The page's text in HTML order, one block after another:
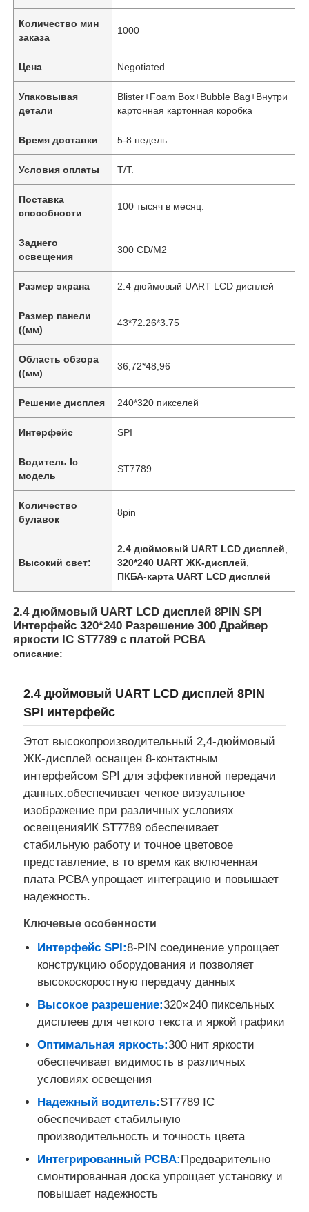
Домой
Продукция
Видео
О нас
Экскурсия по заводу
Контроль качества
Свяжитесь с нами
Новости
Случаи
Количество мин
заказа
1000
Цена Negotiated
Упаковывая
детали
Blister+Foam Box+Bubble Bag+Внутри
картонная картонная коробка
Время доставки 5-8 недель
Условия оплаты T/T.
Поставка
способности
100 тысяч в месяц.
Заднего
освещения
300 CD/M2
Размер экрана 2.4 дюймовый UART LCD дисплей
Размер панели
((мм)
43*72.26*3.75
Область обзора
((мм)
36,72*48,96
Решение дисплея 240*320 пикселей
Интерфейс SPI
Водитель Ic
модель
ST7789
Количество
булавок
8pin
Высокий свет:
2.4 дюймовый UART LCD дисплей
320*240 UART ЖК-дисплей
ПКБА-карта UART LCD дисплей
2.4 дюймовый UART LCD дисплей 8PIN SPI
Интерфейс 320*240 Разрешение 300 Драйвер
яркости IC ST7789 с платой PCBA
описание:
2.4 дюймовый UART LCD дисплей 8PIN
SPI интерфейс
Этот высокопроизводительный 2,4-дюймовый
ЖК-дисплей оснащен 8-контактным
интерфейсом SPI для эффективной передачи
данных.обеспечивает четкое визуальное
изображение при различных условиях
освещенияИК ST7789 обеспечивает
стабильную работу и точное цветовое
представление, в то время как включенная
плата PCBA упрощает интеграцию и повышает
надежность.
Ключевые особенности
Интерфейс SPI:8-PIN соединение упрощает
конструкцию оборудования и позволяет
высокоскоростную передачу данных
Высокое разрешение:320×240 пиксельных
дисплеев для четкого текста и яркой графики
Оптимальная яркость:300 нит яркости
обеспечивает видимость в различных
условиях освещения
Надежный водитель:ST7789 IC
обеспечивает стабильную
производительность и точность цвета
Интегрированный PCBA:Предварительно
смонтированная доска упрощает установку и
повышает надежность